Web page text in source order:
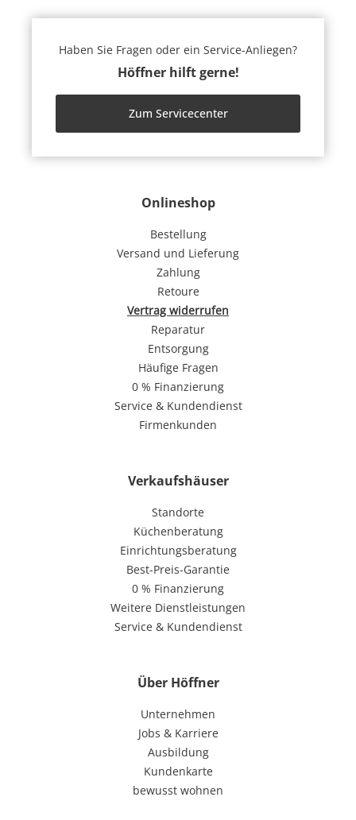
Onlineshop
Bestellung
Versand und Lieferung
Zahlung
Retoure
Vertrag widerrufen
Reparatur
Entsorgung
Häufige Fragen
0 % Finanzierung
Service & Kundendienst
Firmenkunden
Verkaufshäuser
Standorte
Küchenberatung
Einrichtungsberatung
Best-Preis-Garantie
0 % Finanzierung
Weitere Dienstleistungen
Service & Kundendienst
Über Höffner
Unternehmen
Jobs & Karriere
Ausbildung
Kundenkarte
bewusst wohnen
Haben Sie Fragen oder ein Service-Anliegen?
Höffner hilft gerne!
Zum Servicecenter